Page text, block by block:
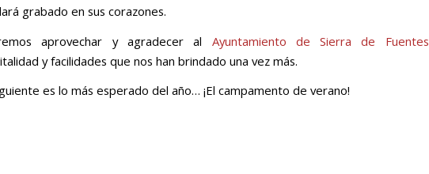
grabado en sus corazones.
aprovechar y agradecer al Ayuntamiento de Sierra de Fuentes
y facilidades que nos han brindado una vez más.
es lo más esperado del año… ¡El campamento de verano!